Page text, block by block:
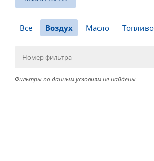
Все Воздух Масло Топливо
Фильтры по данным условиям не найдены